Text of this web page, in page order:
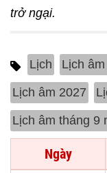
trở ngại.
Lịch Lịch
Lịch âm 2027
Lịch âm tháng 9
Ngày